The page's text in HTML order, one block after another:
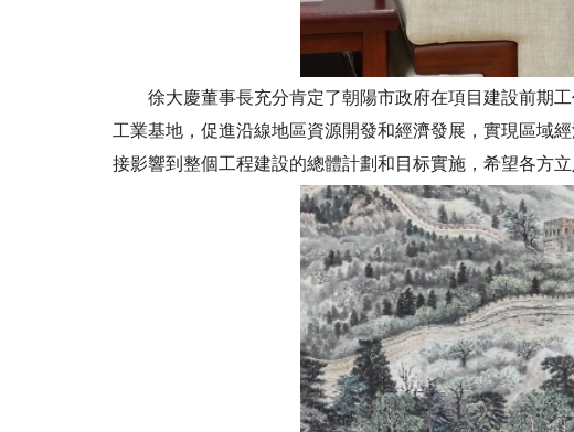
徐大慶董事長充分肯定了朝陽市政府在項目建設前期工
工業基地，促進沿線地區資源開發和經濟發展，實現區域
接影響到整個工程建設的總體計劃和目标實施，希望各方